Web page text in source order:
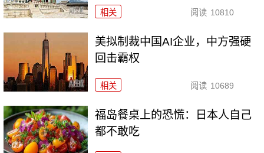
相关 阅读 10810
美拟制裁中国AI企业，中方强硬
回击霸权
相关 阅读 10689
福岛餐桌上的恐慌：日本人自己
都不敢吃